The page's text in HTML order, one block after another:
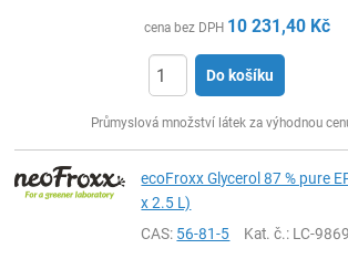
cena bez DPH 10 231,40 Kč
Do košíku
Průmyslová množství látek za výhodnou
ecoFroxx Glycerol 87 % pure
x 2.5 L)
CAS: 56-81-5 Kat. č.: LC-